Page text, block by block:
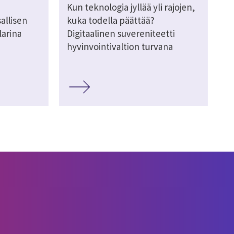
Kun teknologia jyllää yli rajojen,
kuka todella päättää?
Digitaalinen suvereniteetti
hyvinvointivaltion turvana